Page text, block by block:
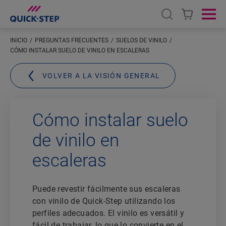
Open search
INICIO PREGUNTAS FRECUENTES
SUELOS DE VINILO
CÓMO INSTALAR SUELO DE VINILO EN ESCALERAS
VOLVER A LA VISIÓN GENERAL
Cómo instalar suelo
de vinilo en
escaleras
Puede revestir fácilmente sus escaleras
con vinilo de Quick-Step utilizando los
perfiles adecuados. El vinilo es versátil y